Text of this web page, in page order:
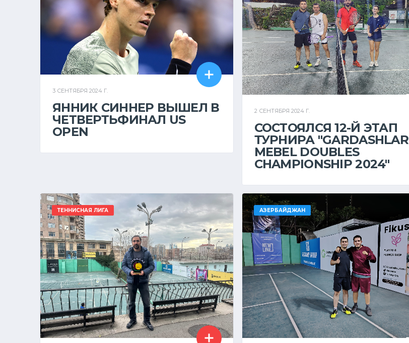
3 СЕНТЯБРЯ 2024 Г.
ЯННИК СИННЕР ВЫШЕЛ В
ЧЕТВЕРТЬФИНАЛ US
OPEN
2 СЕНТЯБРЯ 2024 Г.
СОСТОЯЛСЯ 12-Й ЭТАП
ТУРНИРА "GARDASHLAR
MEBEL DOUBLES
CHAMPIONSHIP 2024"
ТЕННИСНАЯ ЛИГА АЗЕРБАЙДЖАН